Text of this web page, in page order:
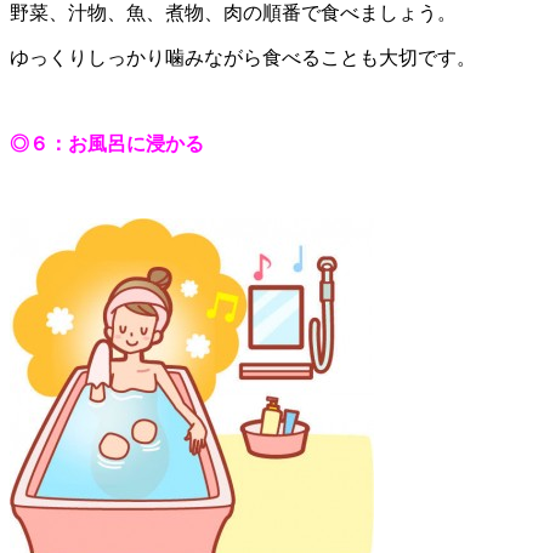
野菜、汁物、魚、煮物、肉の順番で食べましょう。
ゆっくりしっかり噛みながら食べることも大切です。
◎６：お風呂に浸かる